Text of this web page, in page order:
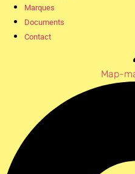
Marques
Documents
Contact
Map-